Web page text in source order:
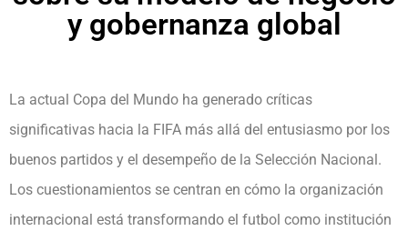
y gobernanza global
La actual Copa del Mundo ha generado críticas
significativas hacia la FIFA más allá del entusiasmo por los
buenos partidos y el desempeño de la Selección Nacional.
Los cuestionamientos se centran en cómo la organización
internacional está transformando el futbol como institución